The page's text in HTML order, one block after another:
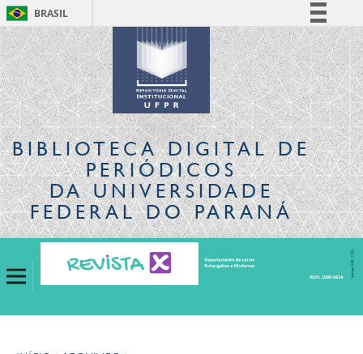
BRASIL
Simplifique!
Comunica BR
Participe
Acesso à informação
Legislação
Canais
BIBLIOTECA DIGITALDE
PERIÓDICOS
DA UNIVERSIDADE
FEDERAL DO PARANÁ